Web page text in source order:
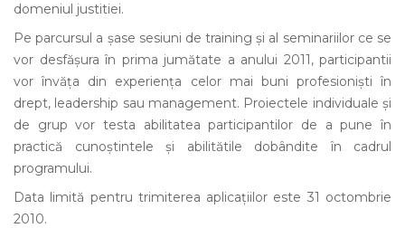
domeniul justitiei.
Pe parcursul a şase sesiuni de training şi al seminariilor ce se
vor desfăşura în prima jumătate a anului 2011, participantii
vor învăţa din experienţa celor mai buni profesionişti în
drept, leadership sau management. Proiectele individuale şi
de grup vor testa abilitatea participantilor de a pune în
practică cunoştintele şi abilitătile dobândite în cadrul
programului.
Data limită pentru trimiterea aplicaţiilor este 31 octombrie
2010.